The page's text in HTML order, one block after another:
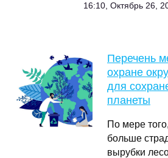
16:10, Октябрь 26,
Перечень
охране
для
планеты
По мере
больше
вырубки